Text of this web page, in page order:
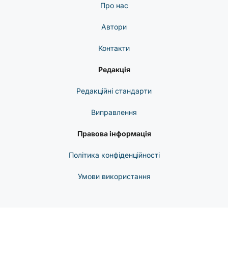
Про нас
Автори
Контакти
Редакція
Редакційні стандарти
Виправлення
Правова інформація
Політика конфіденційності
Умови використання